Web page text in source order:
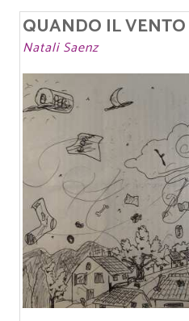
QUANDO IL VENTO
Natali Saenz